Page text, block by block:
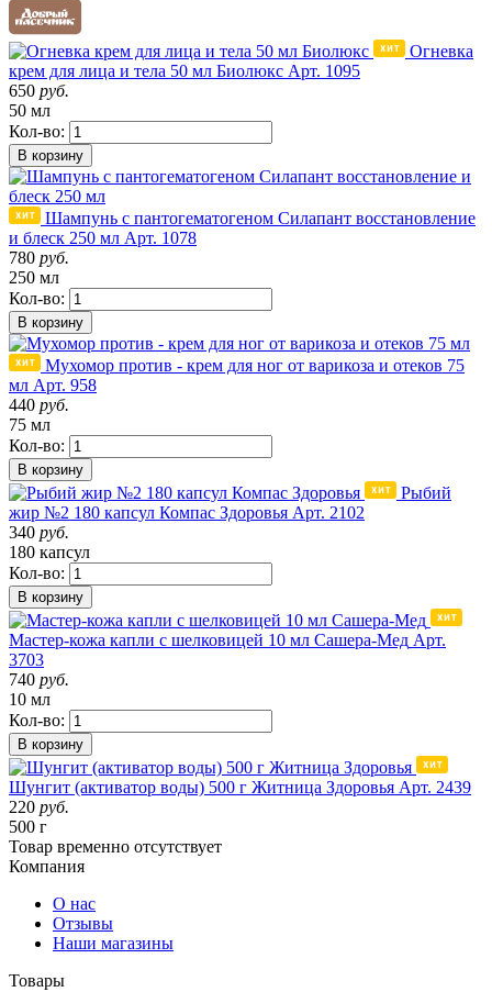
Огневка
крем для лица и тела 50 мл Биолюкс Арт. 1095
650 руб.
50 мл
Кол-во:
В корзину
Шампунь с пантогематогеном Силапант восстановление
и блеск 250 мл Арт. 1078
780 руб.
250 мл
Кол-во:
В корзину
Мухомор против - крем для ног от варикоза и отеков 75
мл Арт. 958
440 руб.
75 мл
Кол-во:
В корзину
Рыбий
жир №2 180 капсул Компас Здоровья Арт. 2102
340 руб.
180 капсул
Кол-во:
В корзину
Мастер-кожа капли с шелковицей 10 мл Сашера-Мед Арт.
3703
740 руб.
10 мл
Кол-во:
В корзину
Шунгит (активатор воды) 500 г Житница Здоровья Арт. 2439
220 руб.
500 г
Товар временно отсутствует
Компания
О нас
Отзывы
Наши магазины
Товары